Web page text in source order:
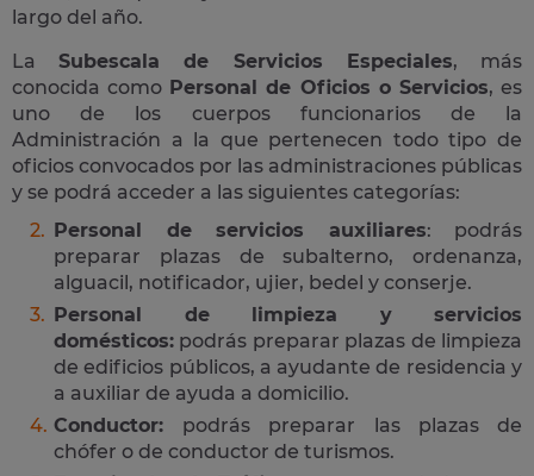
largo del año.
LaSubescala de Servicios Especiales, más
conocida como Personal de Oficios o Servicios, es
uno de los cuerpos funcionarios de la
Administración a la que pertenecen todo tipo de
oficios convocados por las administraciones públicas
y se podrá acceder a las siguientes categorías:
Personal de servicios auxiliares: podrás
preparar plazas de subalterno, ordenanza,
alguacil, notificador, ujier, bedel y conserje.
Personal de limpieza y servicios
domésticos: podrás preparar plazas de limpieza
de edificios públicos, a ayudante de residencia y
a auxiliar de ayuda a domicilio.
Conductor: podrás preparar las plazas de
chófer o de conductor de turismos.